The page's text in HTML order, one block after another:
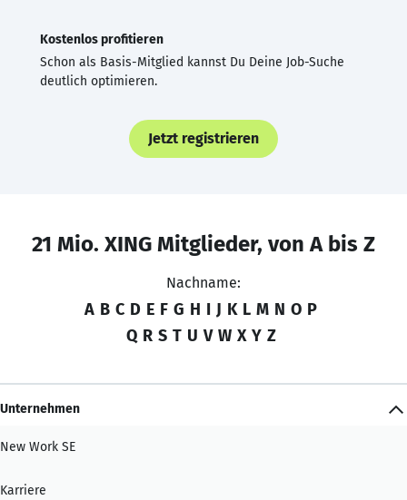
Kostenlos profitieren
Schon als Basis-Mitglied kannst Du Deine Job-Suche
deutlich optimieren.
Jetzt registrieren
21 Mio. XING Mitglieder, von A bis Z
Nachname:
A B C D E F G H I J K L M N O P
Q R S T U V W X Y Z
Unternehmen
New Work SE
Karriere